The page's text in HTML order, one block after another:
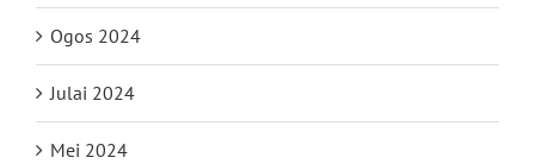
Ogos 2024
Julai 2024
Mei 2024